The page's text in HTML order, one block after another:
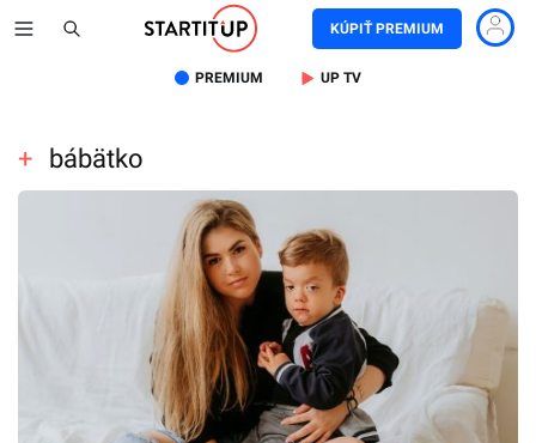
KÚPIŤ PREMIUM
PREMIUM UP TV
bábätko